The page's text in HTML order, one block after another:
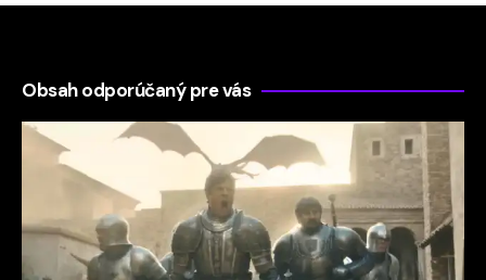
Obsah odporúčaný pre vás